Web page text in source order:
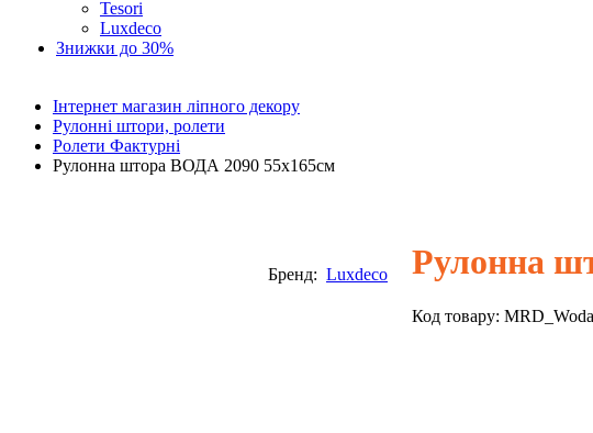
Tesori
Luxdeco
Знижки до 30%
Інтернет магазин ліпного декору
Рулонні штори, ролети
Ролети Фактурні
Рулонна штора ВОДА 2090 55х165см
Бренд: Luxdeco Рулонна
Код товару: